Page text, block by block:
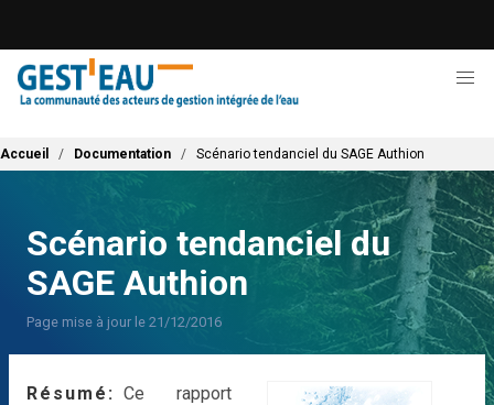
contenu
principal
Fil d'Ariane
Accueil Documentation Scénario tendanciel du SAGE Authion
Scénario tendanciel du
SAGE Authion
Page mise à jour le 21/12/2016
Résumé
Ce rapport